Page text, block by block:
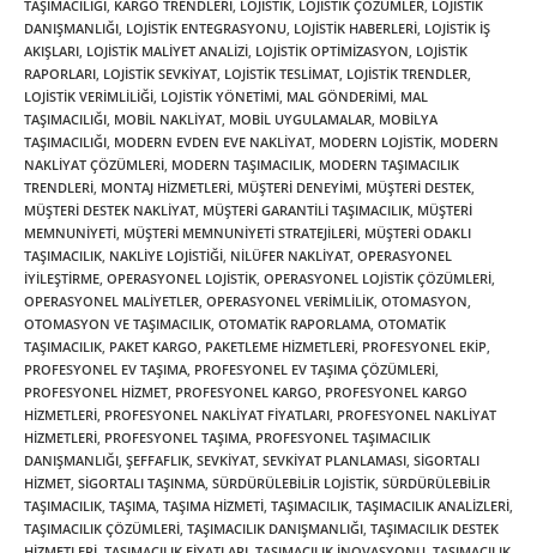
TAŞIMACILIĞI, KARGO TRENDLERI, LOJISTIK, LOJISTIK ÇÖZÜMLER, LOJISTIK
DANIŞMANLIĞI, LOJISTIK ENTEGRASYONU, LOJISTIK HABERLERI, LOJISTIK IŞ
AKIŞLARI, LOJISTIK MALIYET ANALIZI, LOJISTIK OPTIMIZASYON, LOJISTIK
RAPORLARI, LOJISTIK SEVKIYAT, LOJISTIK TESLIMAT, LOJISTIK TRENDLER,
LOJISTIK VERIMLILIĞI, LOJISTIK YÖNETIMI, MAL GÖNDERIMI, MAL
TAŞIMACILIĞI, MOBIL NAKLIYAT, MOBIL UYGULAMALAR, MOBILYA
TAŞIMACILIĞI, MODERN EVDEN EVE NAKLIYAT, MODERN LOJISTIK, MODERN
NAKLIYAT ÇÖZÜMLERI, MODERN TAŞIMACILIK, MODERN TAŞIMACILIK
TRENDLERI, MONTAJ HIZMETLERI, MÜŞTERI DENEYIMI, MÜŞTERI DESTEK,
MÜŞTERI DESTEK NAKLIYAT, MÜŞTERI GARANTILI TAŞIMACILIK, MÜŞTERI
MEMNUNIYETI, MÜŞTERI MEMNUNIYETI STRATEJILERI, MÜŞTERI ODAKLI
TAŞIMACILIK, NAKLIYE LOJISTIĞI, NILÜFER NAKLIYAT, OPERASYONEL
IYILEŞTIRME, OPERASYONEL LOJISTIK, OPERASYONEL LOJISTIK ÇÖZÜMLERI,
OPERASYONEL MALIYETLER, OPERASYONEL VERIMLILIK, OTOMASYON,
OTOMASYON VE TAŞIMACILIK, OTOMATIK RAPORLAMA, OTOMATIK
TAŞIMACILIK, PAKET KARGO, PAKETLEME HIZMETLERI, PROFESYONEL EKIP,
PROFESYONEL EV TAŞIMA, PROFESYONEL EV TAŞIMA ÇÖZÜMLERI,
PROFESYONEL HIZMET, PROFESYONEL KARGO, PROFESYONEL KARGO
HIZMETLERI, PROFESYONEL NAKLIYAT FIYATLARI, PROFESYONEL NAKLIYAT
HIZMETLERI, PROFESYONEL TAŞIMA, PROFESYONEL TAŞIMACILIK
DANIŞMANLIĞI, ŞEFFAFLIK, SEVKIYAT, SEVKIYAT PLANLAMASI, SIGORTALI
HIZMET, SIGORTALI TAŞINMA, SÜRDÜRÜLEBILIR LOJISTIK, SÜRDÜRÜLEBILIR
TAŞIMACILIK, TAŞIMA, TAŞIMA HIZMETI, TAŞIMACILIK, TAŞIMACILIK ANALIZLERI,
TAŞIMACILIK ÇÖZÜMLERI, TAŞIMACILIK DANIŞMANLIĞI, TAŞIMACILIK DESTEK